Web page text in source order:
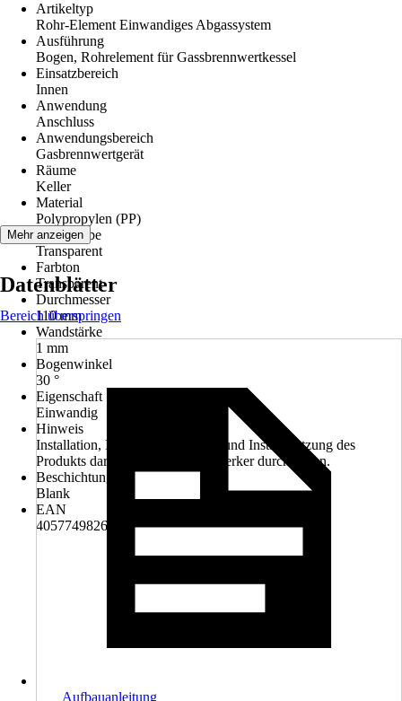
Artikeltyp
Rohr-Element Einwandiges Abgassystem
Ausführung
Bogen, Rohrelement für Gassbrennwertkessel
Einsatzbereich
Innen
Anwendung
Anschluss
Anwendungsbereich
Gasbrennwertgerät
Räume
Keller
Material
Polypropylen (PP)
Grundfarbe
Transparent
Farbton
Transparent
Durchmesser
110 mm
Wandstärke
1 mm
Bogenwinkel
30 °
Eigenschaft
Einwandig
Hinweis
Installation, Inspektion, Wartung und Instandsetzung des
Produkts darf nur ein Fachhandwerker durchführen.
Beschichtung
Blank
EAN
4057749826718
Mehr anzeigen
Datenblätter
Bereich überspringen
Aufbauanleitung